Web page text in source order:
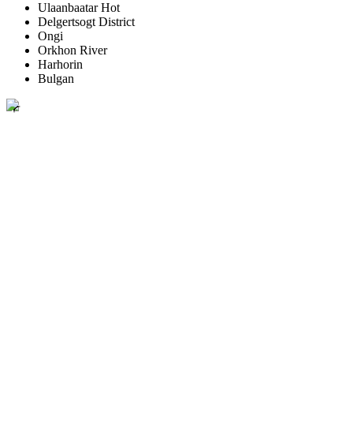
Ulaanbaatar Hot
Delgertsogt District
Ongi
Orkhon River
Harhorin
Bulgan